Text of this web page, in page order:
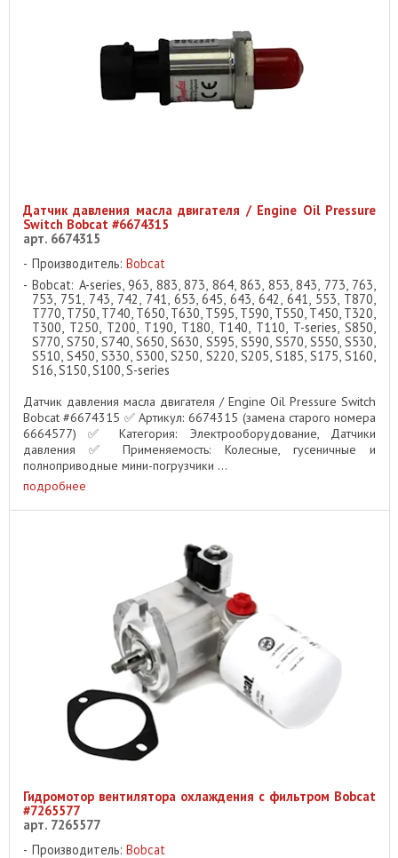
Датчик давления масла двигателя / Engine Oil Pressure
Switch Bobcat #6674315
арт. 6674315
Производитель: Bobcat
Bobcat: A-series, 963, 883, 873, 864, 863, 853, 843, 773, 763,
753, 751, 743, 742, 741, 653, 645, 643, 642, 641, 553, T870,
T770, T750, T740, T650, T630, T595, T590, T550, T450, T320,
T300, T250, T200, T190, T180, T140, T110, T-series, S850,
S770, S750, S740, S650, S630, S595, S590, S570, S550, S530,
S510, S450, S330, S300, S250, S220, S205, S185, S175, S160,
S16, S150, S100, S-series
Датчик давления масла двигателя / Engine Oil Pressure Switch
Bobcat #6674315 ✅ Артикул: 6674315 (замена старого номера
6664577) ✅ Категория: Электрооборудование, Датчики
давления ✅ Применяемость: Колесные, гусеничные и
полноприводные мини-погрузчики ...
подробнее
Гидромотор вентилятора охлаждения с фильтром Bobcat
#7265577
арт. 7265577
Производитель: Bobcat